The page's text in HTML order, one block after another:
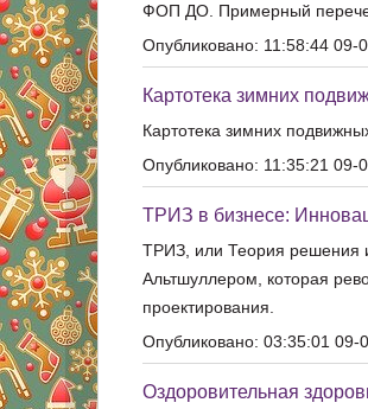
ФОП ДО. Примерный
Опубликовано: 11:58:44 09-
Картотека зимних
Картотека зимних
Опубликовано: 11:35:21 09-
ТРИЗ в бизнесе:
ТРИЗ, или Теория решения
Альтшуллером, которая
проектирования.
Опубликовано: 03:35:01 09-
Оздоровительная